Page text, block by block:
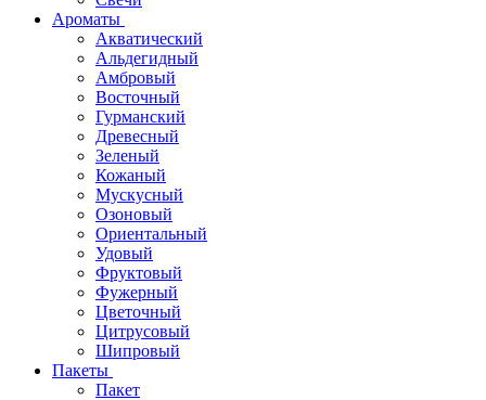
Ароматы
Акватический
Альдегидный
Амбровый
Восточный
Гурманский
Древесный
Зеленый
Кожаный
Мускусный
Озоновый
Ориентальный
Удовый
Фруктовый
Фужерный
Цветочный
Цитрусовый
Шипровый
Пакеты
Пакет